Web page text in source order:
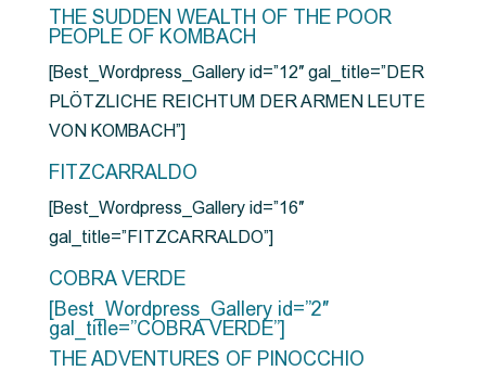
THE SUDDEN WEALTH OF THE POOR
PEOPLE OF KOMBACH
[Best_Wordpress_Gallery id=”12″ gal_title=”DER
PLÖTZLICHE REICHTUM DER ARMEN LEUTE
VON KOMBACH”]
FITZCARRALDO
[Best_Wordpress_Gallery id=”16″
gal_title=”FITZCARRALDO”]
COBRA VERDE
[Best_Wordpress_Gallery id=”2″
gal_title=”COBRA VERDE”]
THE ADVENTURES OF PINOCCHIO